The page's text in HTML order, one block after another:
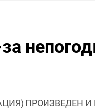
ПРОИЗВЕДЕН